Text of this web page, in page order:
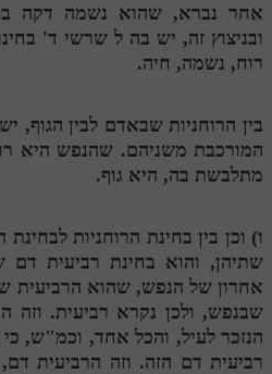
מנוע חיפוש בספרים
תלמוד עשר הספירות בעיון
תלמוד עשר הספירות חלק א
תע"ס חלק ג' עיון
תלמוד עשר הספירות חלק ד
תלמוד עשר הספירות חלק ה
תלמוד עשר הספירות חלק ו
אחר נברא, שהוא נשמה דקה
ובניצוץ זה, יש בה ל שרשי ד'
רוח, נשמה, חיה.
בין הרוחניות שבאדם לבין הגוף,
המורכבת משניהם. שהנפש היא
מתלבשת בה, היא גוף.
ו) וכן בין בחינת הרוחניות
שתיהן, והוא בחינת רביעית
אחרון של הנפש, שהוא הרביעית
שבנפש, ולכן נקרא רביעית. וזה
הנזכר לעיל, והכל אחד, וכמ"ש,
רביעית דם הזה. וזה הרביעית